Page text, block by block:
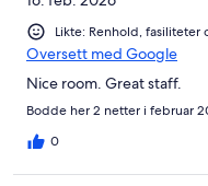
Likte: Renhold, fasiliteter
Oversett med Google
Nice room. Great staff.
Bodde her 2 netter i februar
0